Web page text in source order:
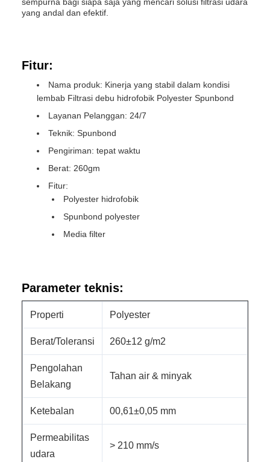
yang andal dan efektif.
Fitur:
Nama produk: Kinerja yang stabil dalam kondisi
lembab Filtrasi debu hidrofobik Polyester Spunbond
Layanan Pelanggan: 24/7
Teknik: Spunbond
Pengiriman: tepat waktu
Berat: 260gm
Fitur:
Polyester hidrofobik
Spunbond polyester
Media filter
Parameter teknis:
Properti Polyester
Berat/Toleransi 260±12 g/m2
Pengolahan
Belakang
Tahan air & minyak
Ketebalan 00,61±0,05 mm
Permeabilitas
udara
> 210 mm/s